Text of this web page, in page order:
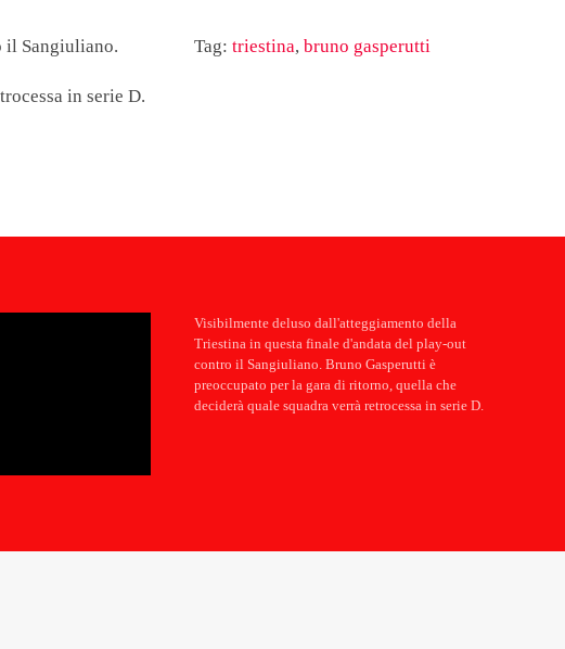
il Sangiuliano.
in serie D.
Tag: triestina, bruno gasperutti
Visibilmente deluso dall'atteggiamento della
Triestina in questa finale d'andata del play-out
contro il Sangiuliano. Bruno Gasperutti è
preoccupato per la gara di ritorno, quella che
deciderà quale squadra verrà retrocessa in serie D.